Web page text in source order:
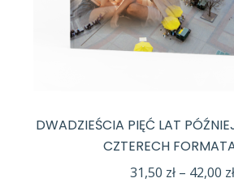
DWADZIEŚCIA PIĘĆ LAT
CZTERECH
31,50 zł – 42,00 zł